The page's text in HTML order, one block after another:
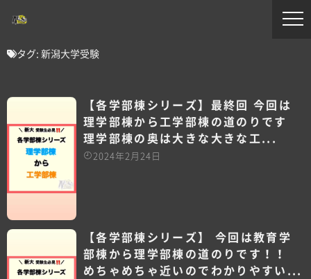
タグ: 新潟大学受験
【各学部棟シリーズ】最終回️ 今回は
理学部棟から工学部棟の道のりです️
理学部棟の奥は大きな大きな工...
2024年2月24日
【各学部棟シリーズ】 今回は教育学
部棟から理学部棟の道のりです！！
めちゃめちゃ近いのでわかりやすい...